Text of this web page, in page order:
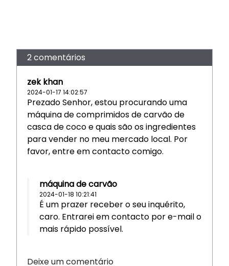
2 comentários
zek khan
2024-01-17 14:02:57
Prezado Senhor, estou procurando uma
máquina de comprimidos de carvão de
casca de coco e quais são os ingredientes
para vender no meu mercado local. Por
favor, entre em contacto comigo.
máquina de carvão
2024-01-18 10:21:41
É um prazer receber o seu inquérito,
caro. Entrarei em contacto por e-mail o
mais rápido possível.
Deixe um comentário